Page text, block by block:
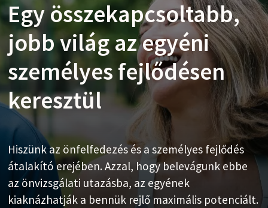
Egy összekapcsoltabb,
jobb világ az egyéni
személyes fejlődésen
keresztül
Hiszünk az önfelfedezés és a személyes fejlődés
átalakító erejében. Azzal, hogy belevágunk ebbe
az önvizsgálati utazásba, az egyének
kiaknázhatják a bennük rejlő maximális potenciált.
A mi víziónk:
Egy ébredő emberiség,
ahol az emberek
teljesek, kapcsolódnak
és együttérzőek
Felszínre hozzuk a
benned rejlő
nagyszerűséget, és
elkalauzolunk a
teljességhez
Eszközünk nem csupán egy Enneagram
személyiségteszt; ez egy világvezető iránytű az